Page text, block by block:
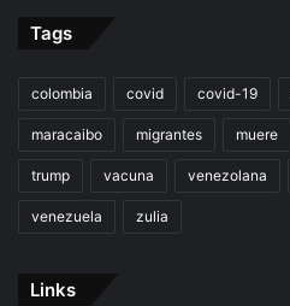
Tags
colombia covid covid-19
maracaibo migrantes muere
trump vacuna venezolana
venezuela zulia
Links